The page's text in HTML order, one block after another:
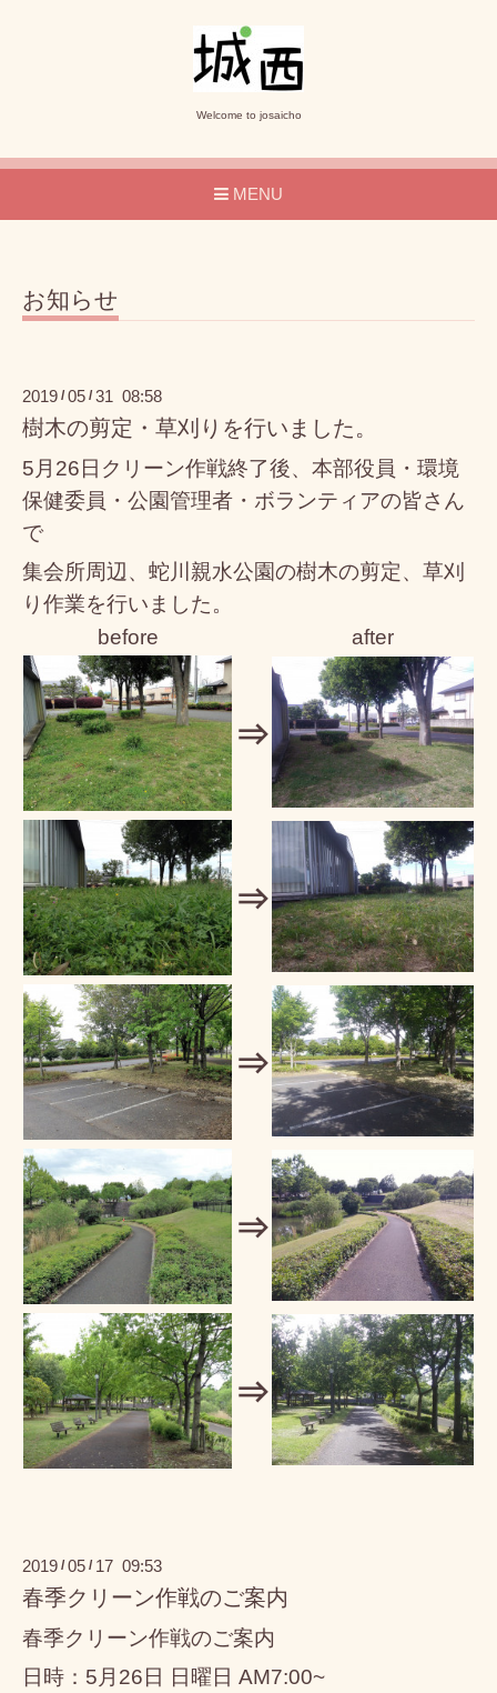
Welcome to josaicho
MENU
お知らせ
2019 / 05 / 31 08:58
樹木の剪定・草刈りを行いました。
5月26日クリーン作戦終了後、本部役員・環境
保健委員・公園管理者・ボランティアの皆さん
で
集会所周辺、蛇川親水公園の樹木の剪定、草刈
り作業を行いました。
before
after
⇒
⇒
⇒
⇒
⇒
2019 / 05 / 17 09:53
春季クリーン作戦のご案内
春季クリーン作戦のご案内
日時：5月26日 日曜日 AM7:00~